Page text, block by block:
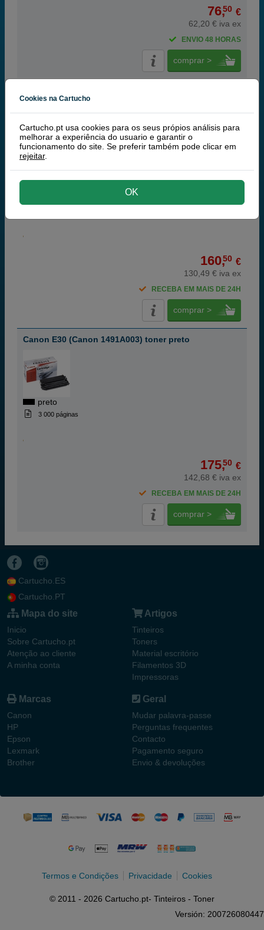
76,50 €
62,20 € iva ex
ENVIO 48 HORAS
comprar >
Canon
Canon E16 toner preto
160,50 €
130,49 € iva ex
RECEBA EM MAIS DE 24H
comprar >
Canon E30 (Canon 1491A003) toner preto
preto
3 000 páginas
175,50 €
142,68 € iva ex
RECEBA EM MAIS DE 24H
comprar >
Cartucho.ES
Cartucho.PT
Mapa do site
Inicio
Sobre Cartucho.pt
Atenção ao cliente
A minha conta
Artigos
Tinteiros
Toners
Material escritório
Filamentos 3D
Impressoras
Marcas
Canon
HP
Epson
Lexmark
Brother
Geral
Mudar palavra-passe
Perguntas frequentes
Contacto
Pagamento seguro
Envio & devoluções
Termos e Condições Privacidade Cookies
© 2011 - 2026 Cartucho.pt- Tinteiros - Toner
Versión: 200726080447
Cookies na Cartucho
Cartucho.pt usa cookies para os seus própios análisis para
melhorar a experiência do usuario e garantir o
funcionamento do site. Se preferir também pode clicar em
rejeitar.
OK